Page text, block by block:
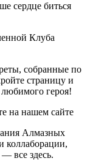
сердце биться
Клуба
собранные по
страницу и
героя!
на нашем сайте
Алмазных
коллаборации,
все здесь.